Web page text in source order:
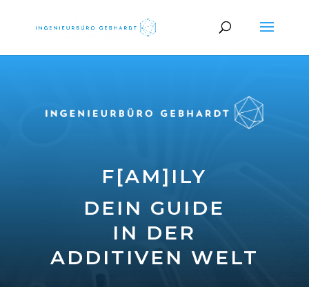
F[AM]ILY
DEIN GUIDE
IN DER
ADDITIVEN WELT